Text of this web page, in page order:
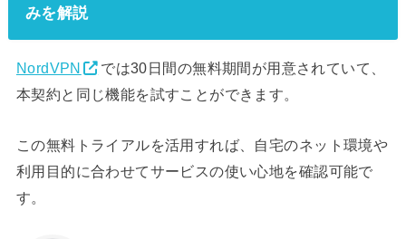
みを解説
NordVPN
では30日間の無料期間が用意されていて、
本契約と同じ機能を試すことができます。
この無料トライアルを活用すれば、自宅のネット環境や
利用目的に合わせてサービスの使い心地を確認可能で
す。